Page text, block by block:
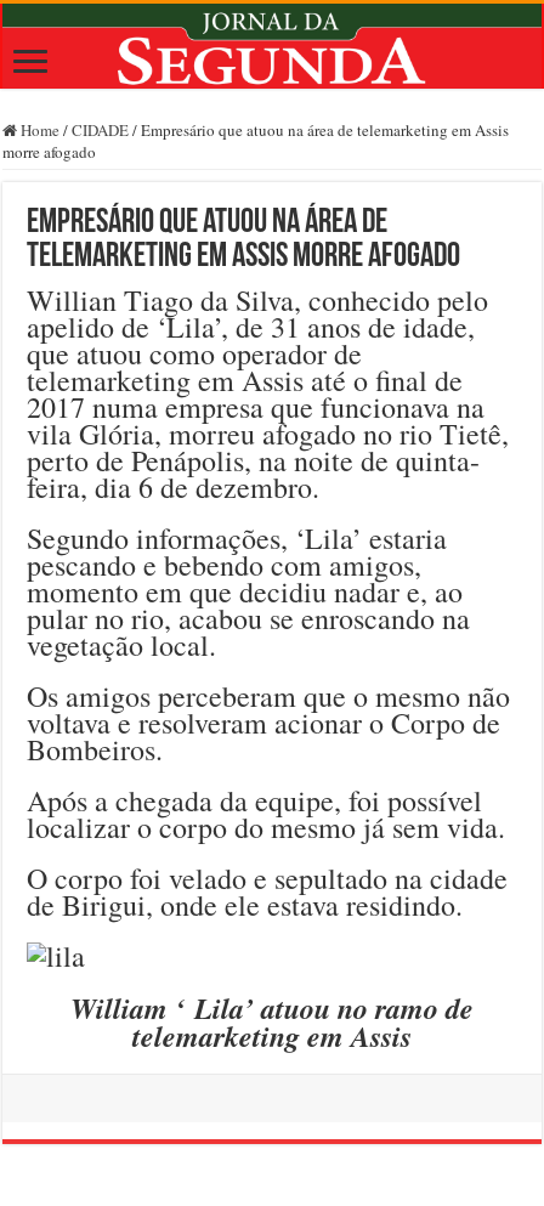
Home /CIDADE/Empresário que atuou na área de telemarketing em Assis
morre afogado
Empresário que atuou na área de
telemarketing em Assis morre afogado
Willian Tiago da Silva, conhecido pelo
apelido de ‘Lila’, de 31 anos de idade,
que atuou como operador de
telemarketing em Assis até o final de
2017 numa empresa que funcionava na
vila Glória, morreu afogado no rio Tietê,
perto de Penápolis, na noite de quinta-
feira, dia 6 de dezembro.
Segundo informações, ‘Lila’ estaria
pescando e bebendo com amigos,
momento em que decidiu nadar e, ao
pular no rio, acabou se enroscando na
vegetação local.
Os amigos perceberam que o mesmo não
voltava e resolveram acionar o Corpo de
Bombeiros.
Após a chegada da equipe, foi possível
localizar o corpo do mesmo já sem vida.
O corpo foi velado e sepultado na cidade
de Birigui, onde ele estava residindo.
William ‘ Lila’ atuou no ramo de
telemarketing em Assis